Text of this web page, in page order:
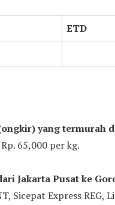
ETD
yang termurah
65,000 per kg.
Jakarta Pusat ke
Sicepat Express REG,